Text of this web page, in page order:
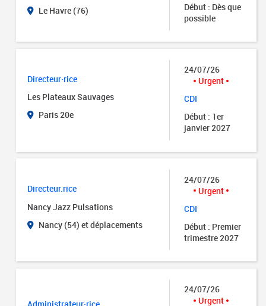
Le Havre (76)
Début : Dès que
possible
Directeur·rice
Les Plateaux Sauvages
Paris 20e
24/07/26
Urgent
CDI
Début : 1er
janvier 2027
Directeur.rice
Nancy Jazz Pulsations
Nancy (54) et déplacements
24/07/26
Urgent
CDI
Début : Premier
trimestre 2027
24/07/26
Urgent